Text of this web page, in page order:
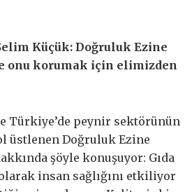
Küçük: Doğruluk Ezine
onu korumak için elimizden
Türkiye’de peynir sektörünün
üstlenen Doğruluk Ezine
şöyle konuşuyor: Gıda
insan sağlığını etkiliyor